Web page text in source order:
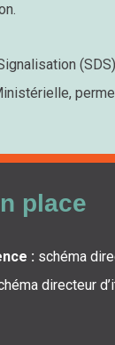
place
: schéma
directeur